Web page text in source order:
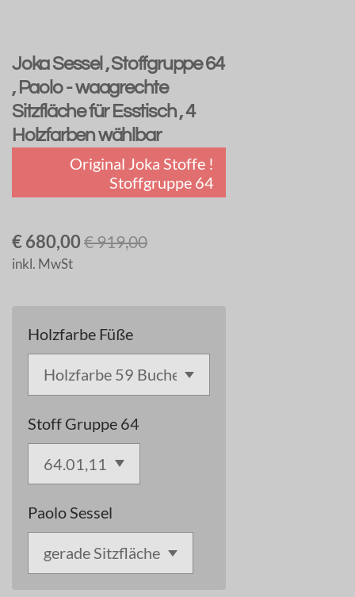
Joka Sessel , Stoffgruppe 64
, Paolo - waagrechte
Sitzfläche für Esstisch , 4
Holzfarben wählbar
Original Joka Stoffe !
Stoffgruppe 64
€ 680,00 € 919,00
inkl. MwSt
Holzfarbe Füße
Stoff Gruppe 64
Paolo Sessel